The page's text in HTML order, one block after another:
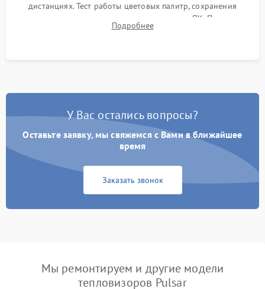
дистанциях. Тест работы цветовых палитр, сохранения
термограмм в память и передачи данных на ПК. Проверка
автономности работы и итоговый контроль качества.
Подробнее
У Вас остались вопросы?
Оставьте заявку, мы свяжемся с Вами в ближайшее
время
Заказать звонок
Мы ремонтируем и другие модели
тепловизоров Pulsar